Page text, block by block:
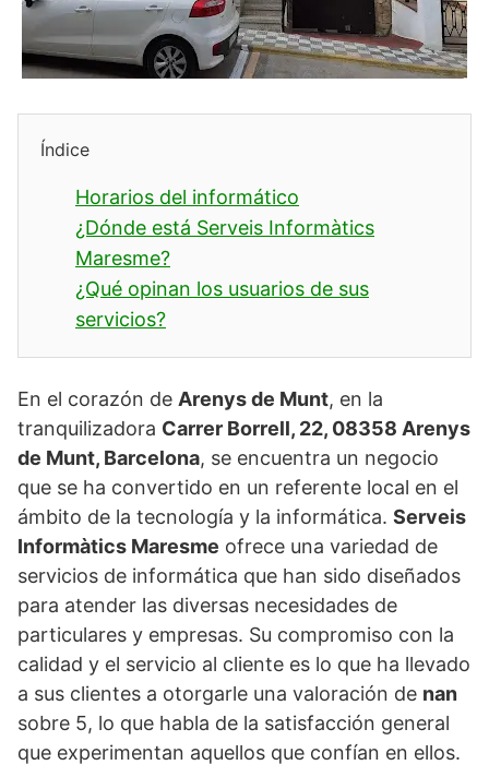
Índice
Horarios del informático
¿Dónde está Serveis Informàtics
Maresme?
¿Qué opinan los usuarios de sus
servicios?
En el corazón de Arenys de Munt, en la
tranquilizadora Carrer Borrell, 22, 08358 Arenys
de Munt, Barcelona, se encuentra un negocio
que se ha convertido en un referente local en el
ámbito de la tecnología y la informática. Serveis
Informàtics Maresme ofrece una variedad de
servicios de informática que han sido diseñados
para atender las diversas necesidades de
particulares y empresas. Su compromiso con la
calidad y el servicio al cliente es lo que ha llevado
a sus clientes a otorgarle una valoración de nan
sobre 5, lo que habla de la satisfacción general
que experimentan aquellos que confían en ellos.